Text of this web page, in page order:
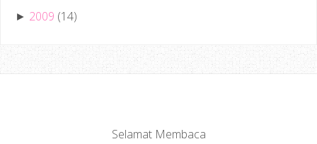
► 2009 (14)
Selamat Membaca